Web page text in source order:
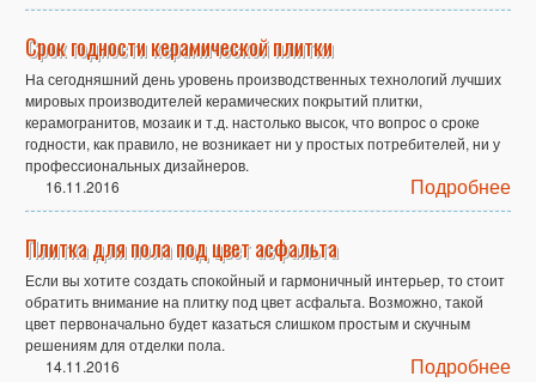
Срок годности керамической плитки
На сегодняшний день уровень производственных технологий лучших
мировых производителей керамических покрытий плитки,
керамогранитов, мозаик и т.д. настолько высок, что вопрос о сроке
годности, как правило, не возникает ни у простых потребителей, ни у
профессиональных дизайнеров.
16.11.2016
Подробнее
Плитка для пола под цвет асфальта
Если вы хотите создать спокойный и гармоничный интерьер, то стоит
обратить внимание на плитку под цвет асфальта. Возможно, такой
цвет первоначально будет казаться слишком простым и скучным
решениям для отделки пола.
14.11.2016
Подробнее